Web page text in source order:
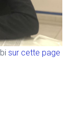
sur cette page